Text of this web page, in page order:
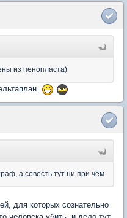
из пенопласта)
а совесть тут ни при чём
для которых сознательно